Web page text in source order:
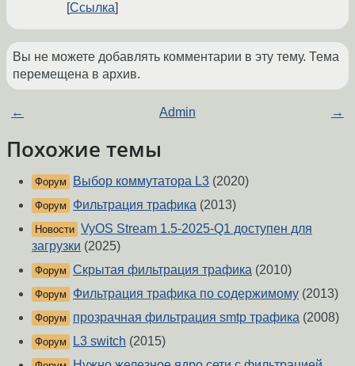
Ссылка
Вы не можете добавлять комментарии в эту тему. Тема
перемещена в архив.
← Admin →
Похожие темы
Форум Выбор коммутатора L3 (2020)
Форум Фильтрация трафика (2013)
Новости VyOS Stream 1.5-2025-Q1 доступен для
загрузки (2025)
Форум Скрытая фильтрация трафика (2010)
Форум Фильтрация трафика по содержимому (2013)
Форум прозрачная фильтрация smtp трафика (2008)
Форум L3 switch (2015)